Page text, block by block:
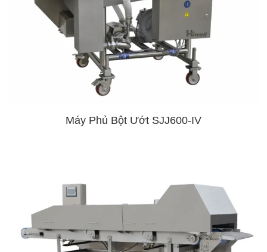
Máy Phủ Bột Ướt SJJ600-IV